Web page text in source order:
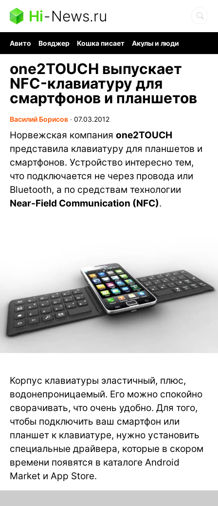
Hi-News.ru
Авито Вояджер Кошка писает
Акулы и люди
one2TOUCH выпускает
NFC-клавиатуру для
смартфонов и планшетов
Василий Борисов ∙ 07.03.2012
Норвежская компания one2TOUCH
представила клавиатуру для планшетов и
смартфонов. Устройство интересно тем,
что подключается не через провода или
Bluetooth, а по средствам технологии
Near-Field Communication (NFC).
Корпус клавиатуры эластичный, плюс,
водонепроницаемый. Его можно спокойно
сворачивать, что очень удобно. Для того,
чтобы подключить ваш смартфон или
планшет к клавиатуре, нужно установить
специальные драйвера, которые в скором
времени появятся в каталоге Android
Market и App Store.